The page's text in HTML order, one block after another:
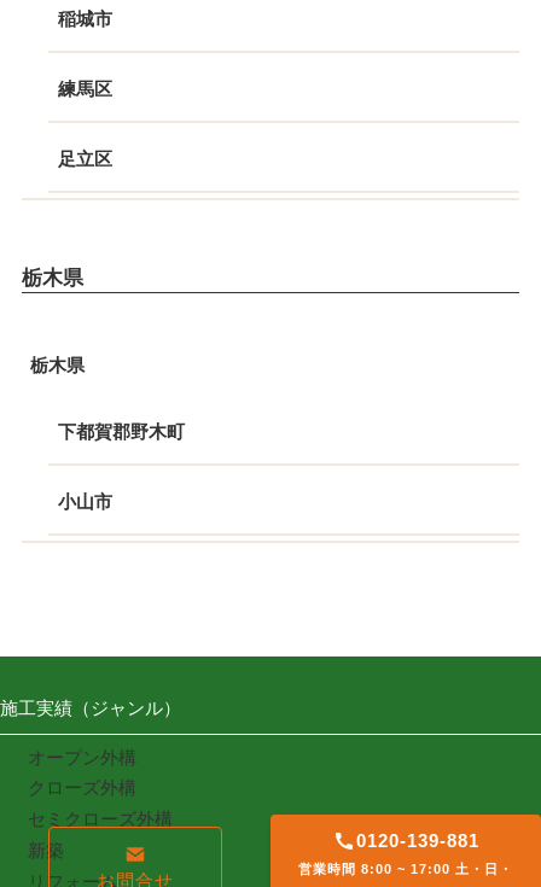
稲城市
練馬区
足立区
栃木県
栃木県
下都賀郡野木町
小山市
施工実績（ジャンル）
オープン外構
クローズ外構
セミクローズ外構
新築
リフォームお問合せ
0120-139-881
営業時間 8:00 ~ 17:00 土・日・